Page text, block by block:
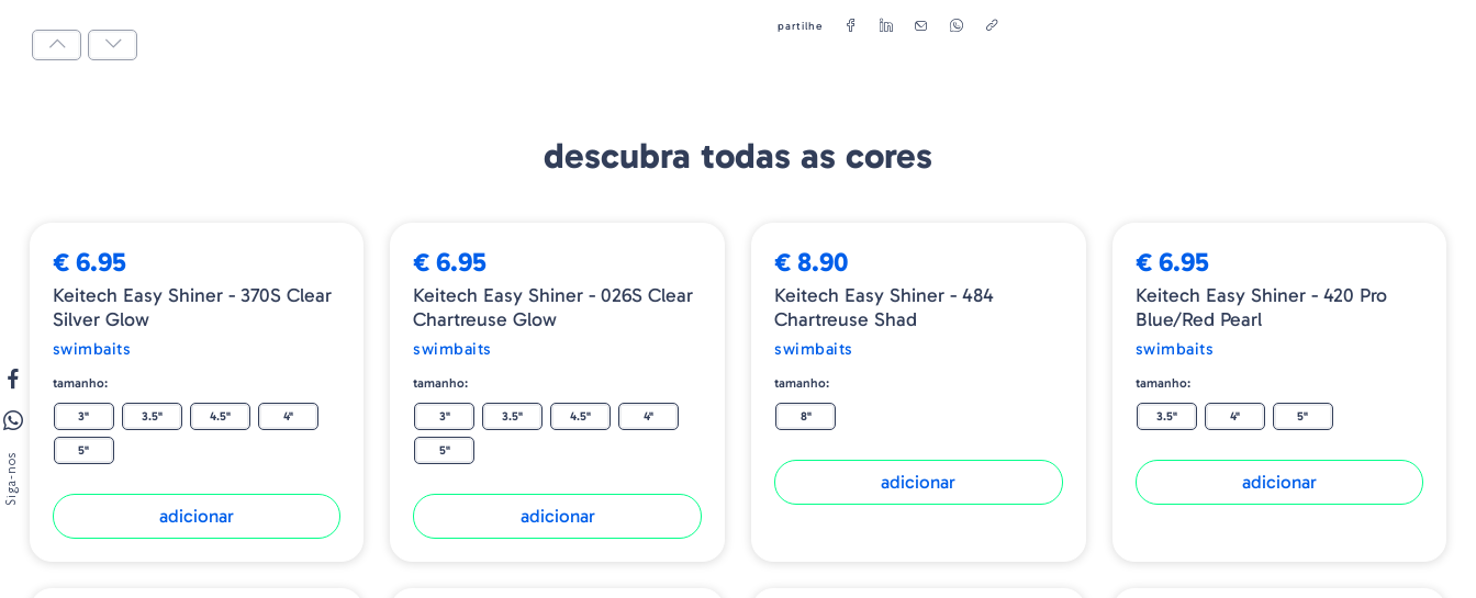
partilhe
descubra todas as cores
€ 6.95
Keitech Easy Shiner - 370S Clear
Silver Glow
swimbaits
tamanho:
3" 3.5" 4.5" 4"
5"
adicionar
€ 6.95
Keitech Easy Shiner - 026S Clear
Chartreuse Glow
swimbaits
tamanho:
3" 3.5" 4.5" 4"
5"
adicionar
€ 8.90
Keitech Easy Shiner - 484
Chartreuse Shad
swimbaits
tamanho:
8"
adicionar
€ 6.95
Keitech Easy Shiner - 420 Pro
Blue/Red Pearl
swimbaits
tamanho:
3.5" 4" 5"
adicionar
Siga-nos